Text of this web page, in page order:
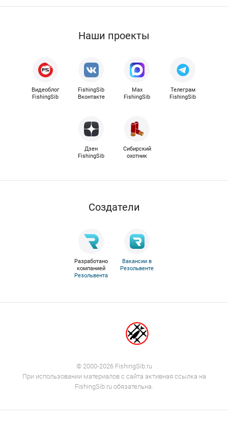
Наши проекты
Видеоблог
FishingSib
FishingSib
Вконтакте
Max
FishingSib
Телеграм
FishingSib
Дзен
FishingSib
Сибирский
охотник
Cоздатели
Разработано
компанией
Резольвента
Вакансии в
Резольвенте
© 2000-2026 FishingSib.ru
При использовании материалов с сайта активная ссылка на
FishingSib.ru обязательна.